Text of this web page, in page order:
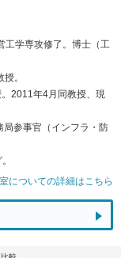
工学専攻修了。博士（工
。
2011年4月同教授、現
参事官（インフラ・防
についての詳細はこちら